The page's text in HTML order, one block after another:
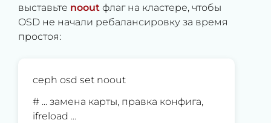
выставьте noout флаг на кластере, чтобы
OSD не начали ребалансировку за время
простоя:
ceph osd set noout
# ... замена карты, правка конфига,
ifreload ...